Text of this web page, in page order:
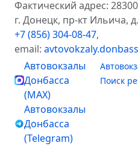
Фактический адрес:
г. Донецк, пр-кт Ильича,
+7 (856) 304-08-47,
email:
Автовокзалы
Донбасса
(MAX)
Автовокзалы
Донбасса
(Telegram)
Поиск